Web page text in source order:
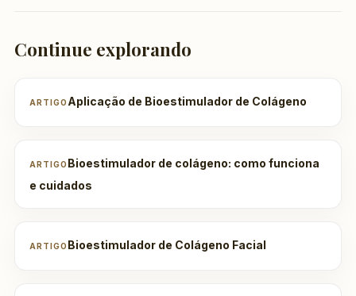
Continue explorando
ARTIGO Aplicação de Bioestimulador de Colágeno
ARTIGO Bioestimulador de colágeno: como funciona
e cuidados
ARTIGO Bioestimulador de Colágeno Facial